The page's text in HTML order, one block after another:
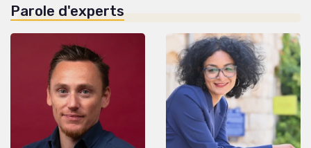
Parole d'experts